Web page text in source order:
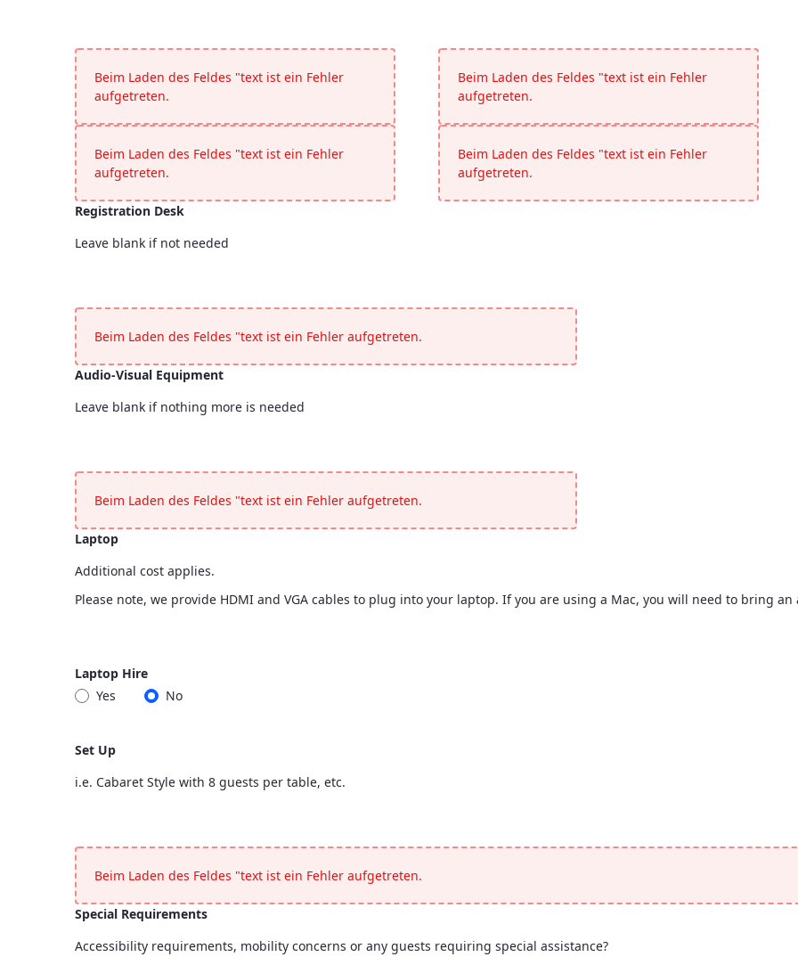
<p>Please confirm all timings</p>
Beim Laden des Feldes "text ist ein Fehler
aufgetreten.
Beim Laden des Feldes "text ist ein Fehler
aufgetreten.
Beim Laden des Feldes "text ist ein Fehler
aufgetreten.
Beim Laden des Feldes "text ist ein Fehler
aufgetreten.
Registration Desk
Leave blank if not needed
<p>Leave blank if not needed</p>
Beim Laden des Feldes "text ist ein Fehler aufgetreten.
Audio-Visual Equipment
Leave blank if nothing more is needed
<p>Leave blank if nothing more is needed</p>
Beim Laden des Feldes "text ist ein Fehler aufgetreten.
Laptop
Additional cost applies.
Please note, we provide HDMI and VGA cables to plug into your laptop. If you are using a Mac, you will need to bring an
<p>Additional cost applies.</p> <p>Please note, we provide HDMI and VGA cables to plug into your laptop. If you are
Laptop Hire
Yes
No
Set Up
i.e. Cabaret Style with 8 guests per table, etc.
<p>i.e. Cabaret Style with 8 guests per table, etc.</p>
Beim Laden des Feldes "text ist ein Fehler aufgetreten.
Special Requirements
Accessibility requirements, mobility concerns or any guests requiring special assistance?